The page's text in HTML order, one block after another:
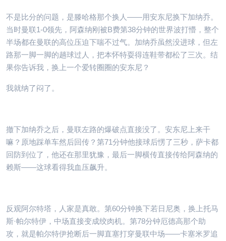
不是比分的问题，是滕哈格那个换人——用安东尼换下加纳乔。
当时曼联1-0领先，阿森纳刚被B费第38分钟的世界波打懵，整个
半场都在曼联的高位压迫下喘不过气。加纳乔虽然没进球，但左
路那一脚一脚的趟球过人，把本怀特耍得连鞋带都松了三次。结
果你告诉我，换上一个爱转圈圈的安东尼？
我就纳了闷了。
撤下加纳乔之后，曼联左路的爆破点直接没了。安东尼上来干
嘛？原地踩单车然后回传？第71分钟他接球后愣了三秒，萨卡都
回防到位了，他还在那里犹豫，最后一脚横传直接传给阿森纳的
赖斯——这球看得我血压飙升。
反观阿尔特塔，人家是真敢。第60分钟换下若日尼奥，换上托马
斯·帕尔特伊，中场直接变成绞肉机。第78分钟厄德高那个助
攻，就是帕尔特伊抢断后一脚直塞打穿曼联中场——卡塞米罗追